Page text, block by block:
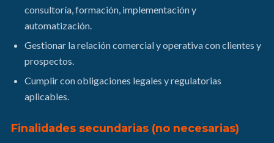
consultoría, formación, implementación y
automatización.
Gestionar la relación comercial y operativa con clientes y
prospectos.
Cumplir con obligaciones legales y regulatorias
aplicables.
Finalidades secundarias (no necesarias)